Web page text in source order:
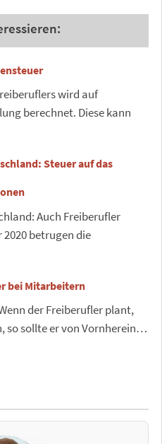
wird auf
berechnet. Diese kann
Steuer auf das
Auch Freiberufler
2020 betrugen die
bei Mitarbeitern
der Freiberufler plant,
so sollte er von Vornherein…